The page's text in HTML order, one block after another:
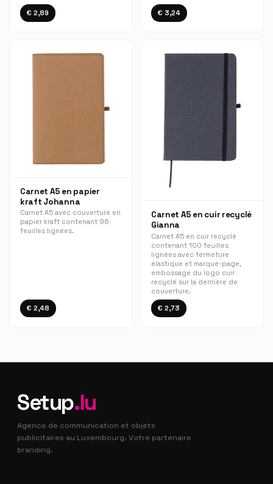
€ 2,89 € 3,24
Carnet A5 en papier
kraft Johanna
Carnet A5 avec couverture en
papier kraft contenant 96
feuilles lignées.
€ 2,48
Carnet A5 en cuir recyclé
Gianna
Carnet A5 en cuir recyclé
contenant 100 feuilles
lignées avec fermeture
élastique et marque-page,
embossage du logo cuir
recyclé sur la dernière de
couverture.
€ 2,73
Setup.lu
Agence de communication et objets
publicitaires au Luxembourg. Votre partenaire
branding.